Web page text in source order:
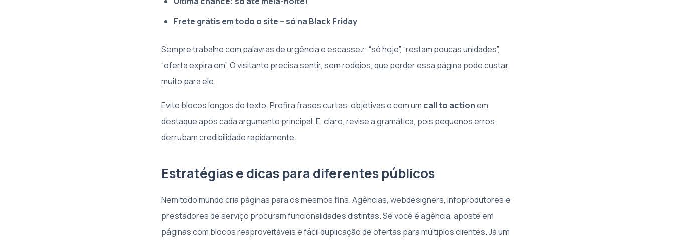
Frete grátis em todo o site – só na Black Friday
Sempre trabalhe com palavras de urgência e escassez: “só hoje”, “restam poucas unidades”,
“oferta expira em”. O visitante precisa sentir, sem rodeios, que perder essa página pode custar
muito para ele.
Evite blocos longos de texto. Prefira frases curtas, objetivas e com um call to actionem
destaque após cada argumento principal. E, claro, revise a gramática, pois pequenos erros
derrubam credibilidade rapidamente.
Estratégias e dicas para diferentes públicos
Nem todo mundo cria páginas para os mesmos fins. Agências, webdesigners, infoprodutores e
prestadores de serviço procuram funcionalidades distintas. Se você é agência, aposte em
páginas com blocos reaproveitáveis e fácil duplicação de ofertas para múltiplos clientes. Já um